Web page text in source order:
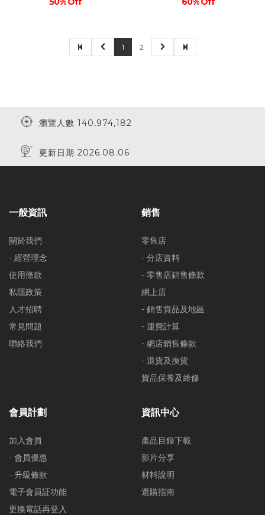
1 2
瀏覽人數 140,974,182
更新日期 2026.08.06
一般資訊
關於我們
- 經營理念
使用條款
私隱政策
人才招聘
常見問題
聯絡我們
銷售
零售店
- 分店資料
- 零售店銷售條款
網上店
- 銷售貨品及地區
- 運費計算
- 網店銷售條款
- 退貨及換貨
貨品保養及維修
會員計劃
加入會員
- 會員優惠
- 升級條款
電子會員証功能
更換電話再登入
資訊中心
產品目錄下載
影片分享
材料說明
選購指南